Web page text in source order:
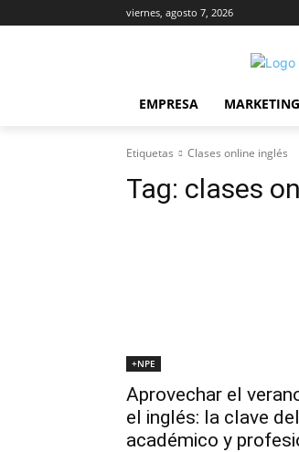
viernes, agosto 7, 2026
EMPRESA MARKETING
Etiquetas Clases online inglés
Tag: clases
+NPE
Aprovechar el
el inglés: la clave
académico y